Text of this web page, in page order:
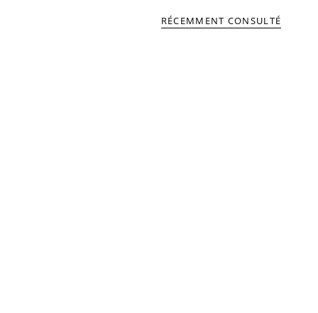
RÉCEMMENT CONSULTÉ